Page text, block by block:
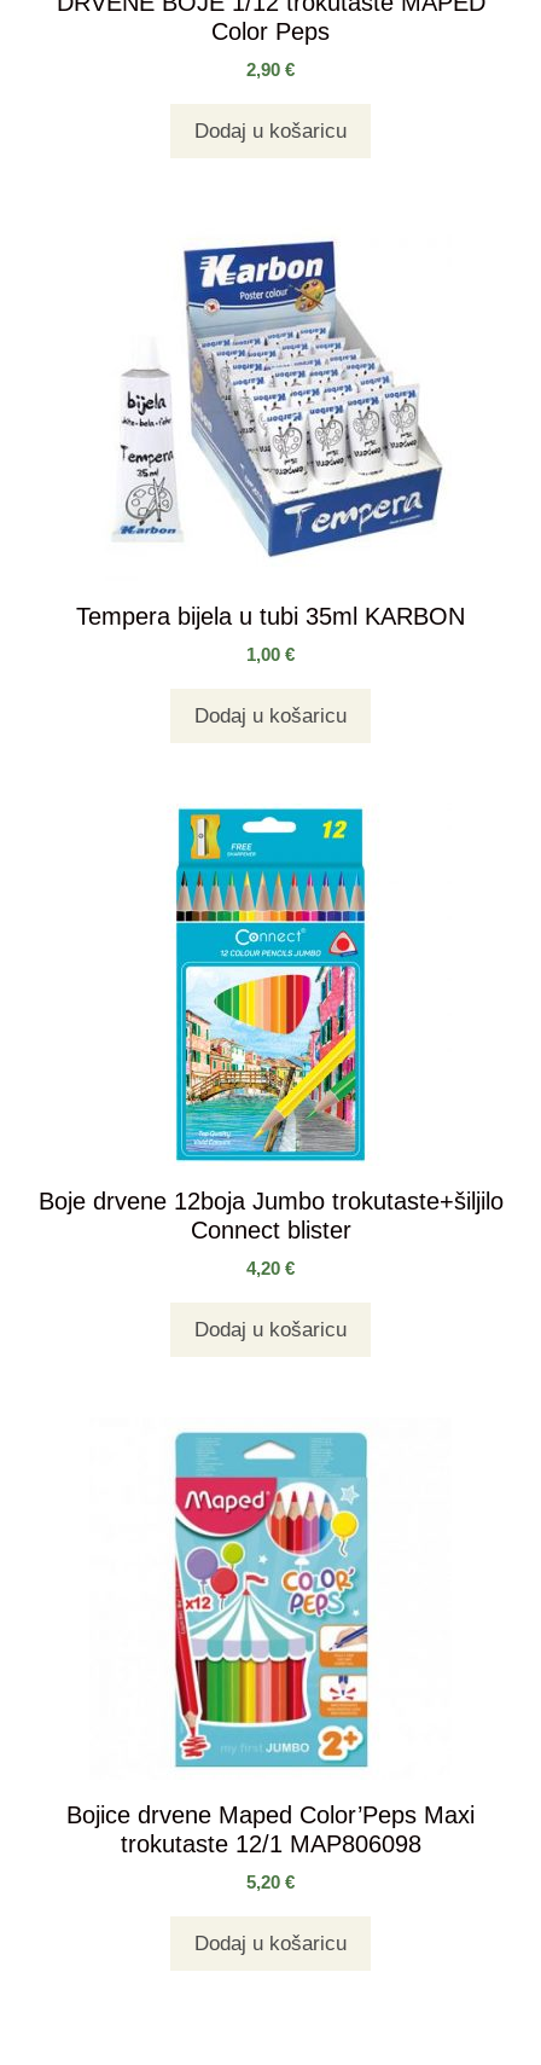
Color Peps
2,90 €
Dodaj u košaricu
Tempera bijela u tubi 35ml KARBON
1,00 €
Dodaj u košaricu
Boje drvene 12boja Jumbo trokutaste+šiljilo
Connect blister
4,20 €
Dodaj u košaricu
Bojice drvene Maped Color’Peps Maxi
trokutaste 12/1 MAP806098
5,20 €
Dodaj u košaricu